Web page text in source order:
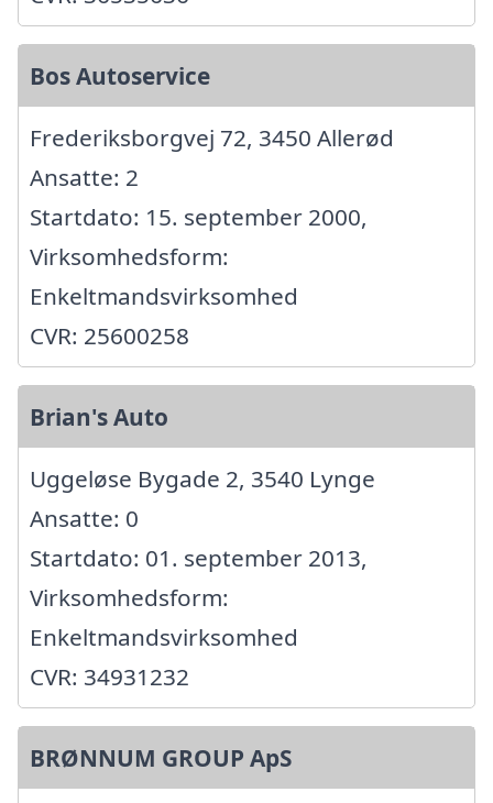
Bos Autoservice
Frederiksborgvej 72, 3450 Allerød
Ansatte: 2
Startdato: 15. september 2000,
Virksomhedsform:
Enkeltmandsvirksomhed
CVR: 25600258
Brian's Auto
Uggeløse Bygade 2, 3540 Lynge
Ansatte: 0
Startdato: 01. september 2013,
Virksomhedsform:
Enkeltmandsvirksomhed
CVR: 34931232
BRØNNUM GROUP ApS